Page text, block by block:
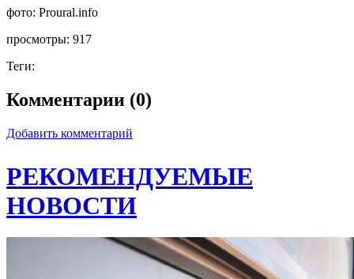
фото: Proural.info
просмотры: 917
Теги:
Комментарии (0)
Добавить комментарий
РЕКОМЕНДУЕМЫЕ
НОВОСТИ